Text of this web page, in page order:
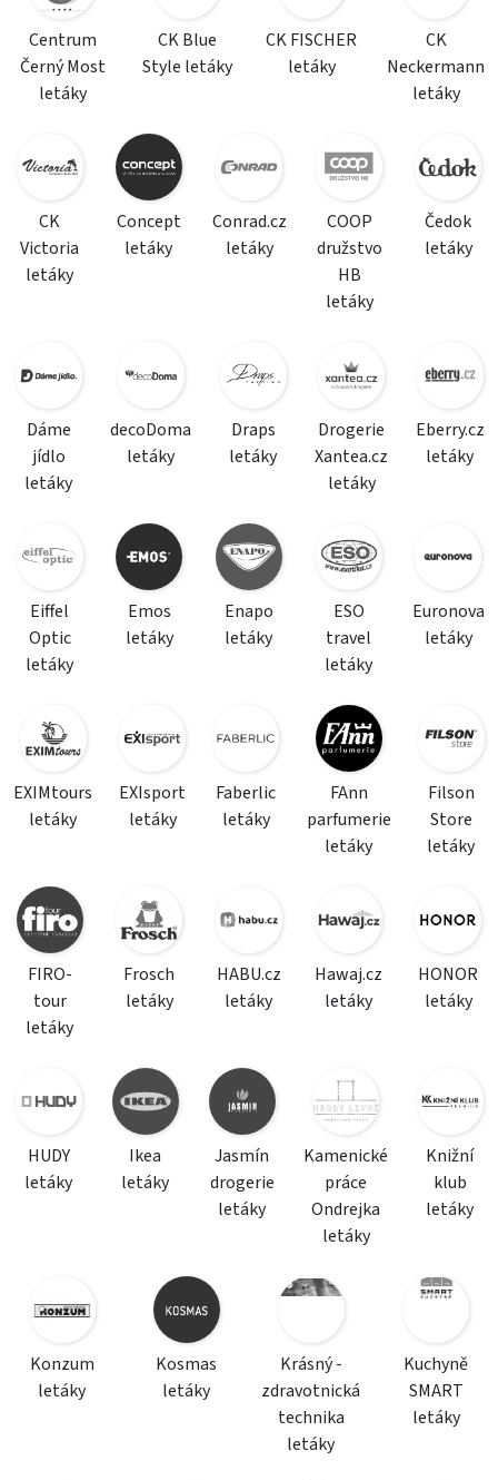
Centrum
Černý Most
letáky
CK Blue
Style letáky
CK FISCHER
letáky
CK
Neckermann
letáky
CK
Victoria
letáky
Concept
letáky
Conrad.cz
letáky
COOP
družstvo
HB
letáky
Čedok
letáky
Dáme
jídlo
letáky
decoDoma
letáky
Draps
letáky
Drogerie
Xantea.cz
letáky
Eberry.cz
letáky
Eiffel
Optic
letáky
Emos
letáky
Enapo
letáky
ESO
travel
letáky
Euronova
letáky
EXIMtours
letáky
EXIsport
letáky
Faberlic
letáky
FAnn
parfumerie
letáky
Filson
Store
letáky
FIRO-
tour
letáky
Frosch
letáky
HABU.cz
letáky
Hawaj.cz
letáky
HONOR
letáky
HUDY
letáky
Ikea
letáky
Jasmín
drogerie
letáky
Kamenické
práce
Ondrejka
letáky
Knižní
klub
letáky
Konzum
letáky
Kosmas
letáky
Krásný -
zdravotnická
technika
letáky
Kuchyně
SMART
letáky